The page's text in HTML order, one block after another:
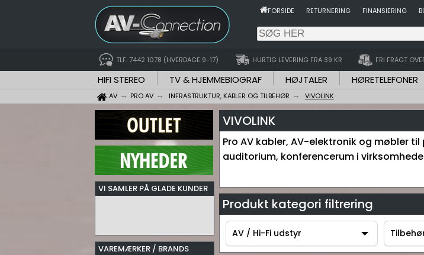
FORSIDE RETURNERING FINANSIERING
TLF. 7442 1078 (HVERDAGE 9-17) HURTIG LEVERING FRA 39 KR FRI FRAGT
HIFI STEREO TV & HJEMMEBIOGRAF HØJTALER HØRETELEFONER
AV PRO AV INFRASTRUKTUR, KABLER OG TILBEHØR VIVOLINK
VI SAMLER PÅ GLADE KUNDER
VAREMÆRKER / BRANDS
VIVOLINK
Pro AV kabler, AV-elektronik og møbler
auditorium, konferencerum i
Produkt kategori filtrering
AV / Hi-Fi udstyr